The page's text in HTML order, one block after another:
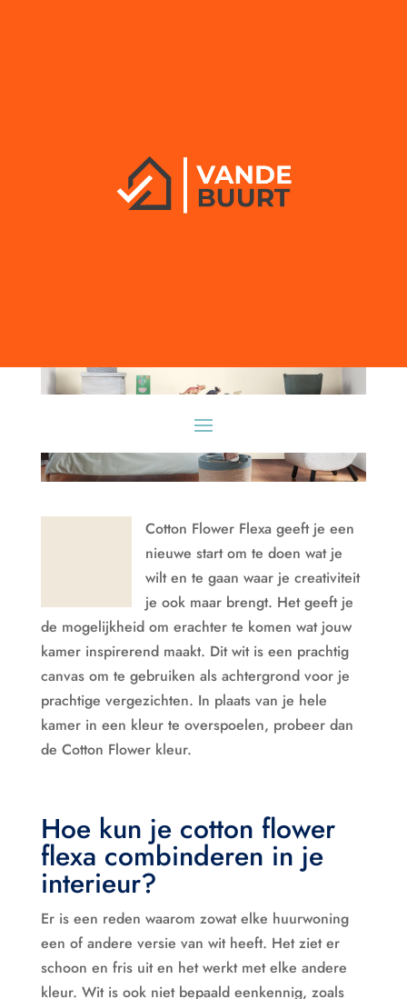
Hoe kun je cotton flower
van Flexa combineren in je
interieur?
Cotton Flower Flexa geeft je een
nieuwe start om te doen wat je
wilt en te gaan waar je creativiteit
je ook maar brengt. Het geeft je
de mogelijkheid om erachter te komen wat jouw
kamer inspirerend maakt. Dit wit is een prachtig
canvas om te gebruiken als achtergrond voor je
prachtige vergezichten. In plaats van je hele
kamer in een kleur te overspoelen, probeer dan
de Cotton Flower kleur.
Hoe kun je cotton flower
flexa combinderen in je
interieur?
Er is een reden waarom zowat elke huurwoning
een of andere versie van wit heeft. Het ziet er
schoon en fris uit en het werkt met elke andere
kleur. Wit is ook niet bepaald eenkennig, zoals